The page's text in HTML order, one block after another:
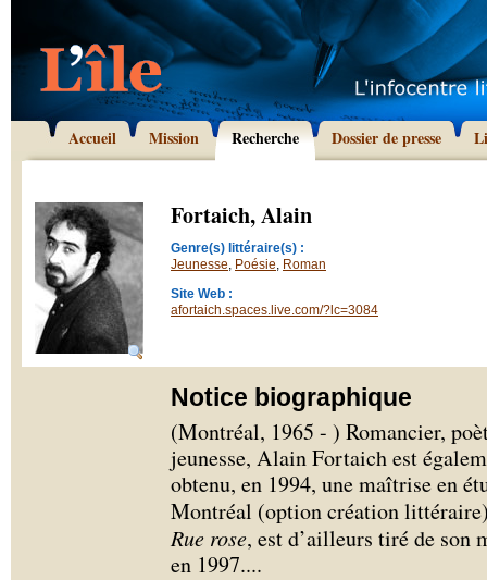
Accueil Mission Recherche Dossier de presse
Fortaich, Alain
Genre(s) littéraire(s) :
Jeunesse, Poésie, Roman
Site Web :
afortaich.spaces.live.com/?lc=3084
Notice biographique
(Montréal, 1965 - ) Romancier,
jeunesse, Alain Fortaich est
obtenu, en 1994, une maîtrise en
Montréal (option création
Rue rose, est d’ailleurs tiré de son
en 1997....